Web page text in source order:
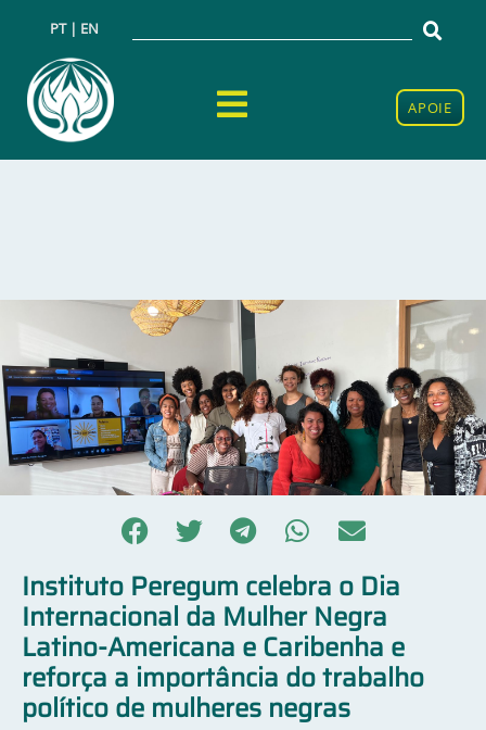
PT | EN
APOIE
Instituto Peregum celebra o Dia
Internacional da Mulher Negra
Latino-Americana e Caribenha e
reforça a importância do trabalho
político de mulheres negras